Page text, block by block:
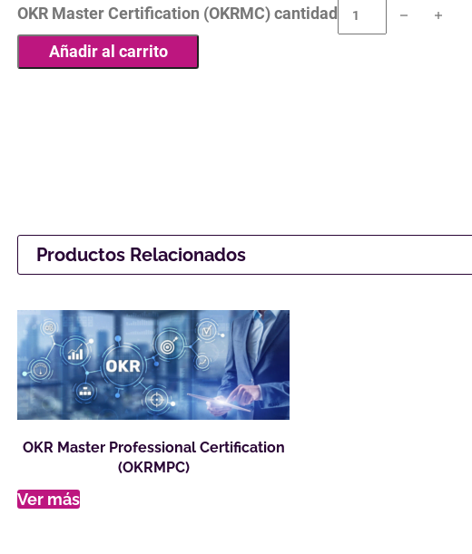
OKR Master Certification (OKRMC) cantidad
Añadir al carrito
Productos Relacionados
OKR Master Professional Certification
(OKRMPC)
Ver más